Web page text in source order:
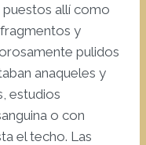
allí como
y
pulidos
anaqueles y
estudios
o con
el techo. Las